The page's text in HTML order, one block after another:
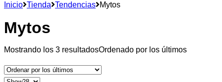
Inicio Tienda Tendencias Mytos
Mytos
Mostrando los 3 resultadosOrdenado por los últimos